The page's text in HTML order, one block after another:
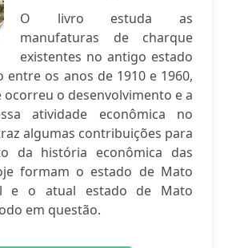
O livro estuda as
manufaturas de charque
existentes no antigo estado
entre os anos de 1910 e 1960,
o desenvolvimento e a
atividade econômica no
algumas contribuições para
da história econômica das
formam o estado de Mato
e o atual estado de Mato
em questão.